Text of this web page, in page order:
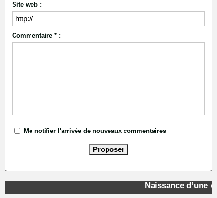
Site web :
Commentaire * :
Me notifier l'arrivée de nouveaux commentaires
Naissance d’une «